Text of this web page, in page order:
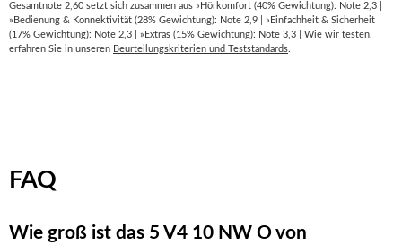
Gesamtnote 2,60 setzt sich zusammen aus »Hörkomfort (40% Gewichtung): Note 2,3 |
»Bedienung & Konnektivität (28% Gewichtung): Note 2,9 | »Einfachheit & Sicherheit
(17% Gewichtung): Note 2,3 | »Extras (15% Gewichtung): Note 3,3 | Wie wir testen,
erfahren Sie in unseren Beurteilungskriterien und Teststandards.
FAQ
Wie groß ist das 5 V4 10 NW O von